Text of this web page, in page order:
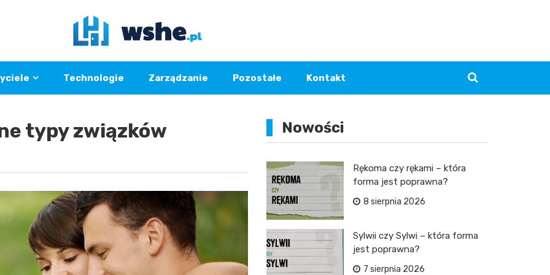
Technologie Zarządzanie Pozostałe Kontakt
typy związków
Nowości
Rękoma czy rękami – która
forma jest poprawna?
8 sierpnia 2026
Sylwii czy Sylwi – która forma
jest poprawna?
7 sierpnia 2026